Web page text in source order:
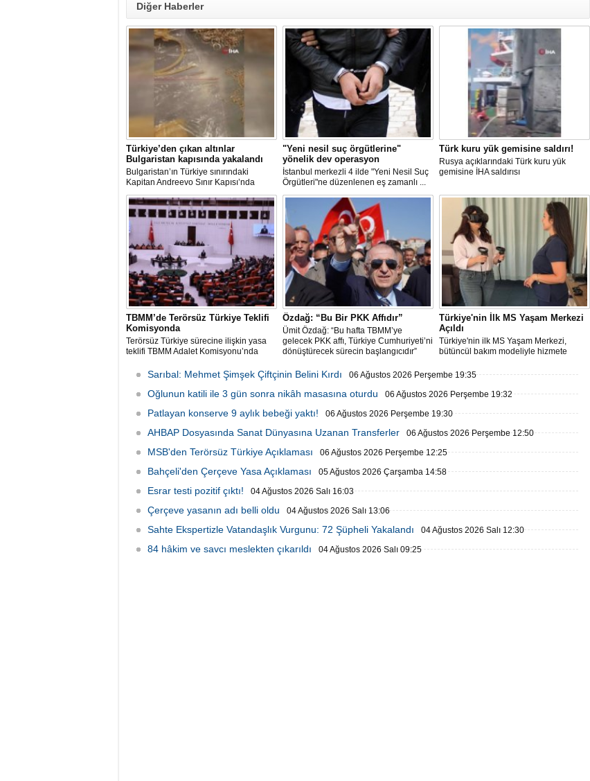
Diğer Haberler
Türkiye’den çıkan altınlar
Bulgaristan kapısında yakalandı
Bulgaristan’ın Türkiye sınırındaki
Kapitan Andreevo Sınır Kapısı’nda
gerçekleştirilen...
"Yeni nesil suç örgütlerine"
yönelik dev operasyon
İstanbul merkezli 4 ilde "Yeni Nesil Suç
Örgütleri"ne düzenlenen eş zamanlı ...
Türk kuru yük gemisine saldırı!
Rusya açıklarındaki Türk kuru yük
gemisine İHA saldırısı
TBMM’de Terörsüz Türkiye Teklifi
Komisyonda
Terörsüz Türkiye sürecine ilişkin yasa
teklifi TBMM Adalet Komisyonu’nda
Özdağ: “Bu Bir PKK Affıdır”
Ümit Özdağ: “Bu hafta TBMM’ye
gelecek PKK affı, Türkiye Cumhuriyeti’ni
dönüştürecek sürecin başlangıcıdır”
Türkiye'nin İlk MS Yaşam Merkezi
Açıldı
Türkiye'nin ilk MS Yaşam Merkezi,
bütüncül bakım modeliyle hizmete
Sarıbal: Mehmet Şimşek Çiftçinin Belini Kırdı 06 Ağustos 2026 Perşembe 19:35
Oğlunun katili ile 3 gün sonra nikâh masasına oturdu 06 Ağustos 2026 Perşembe 19:32
Patlayan konserve 9 aylık bebeği yaktı! 06 Ağustos 2026 Perşembe 19:30
AHBAP Dosyasında Sanat Dünyasına Uzanan Transferler 06 Ağustos 2026 Perşembe 12:50
MSB'den Terörsüz Türkiye Açıklaması 06 Ağustos 2026 Perşembe 12:25
Bahçeli'den Çerçeve Yasa Açıklaması 05 Ağustos 2026 Çarşamba 14:58
Esrar testi pozitif çıktı! 04 Ağustos 2026 Salı 16:03
Çerçeve yasanın adı belli oldu 04 Ağustos 2026 Salı 13:06
Sahte Ekspertizle Vatandaşlık Vurgunu: 72 Şüpheli Yakalandı 04 Ağustos 2026 Salı 12:30
84 hâkim ve savcı meslekten çıkarıldı 04 Ağustos 2026 Salı 09:25